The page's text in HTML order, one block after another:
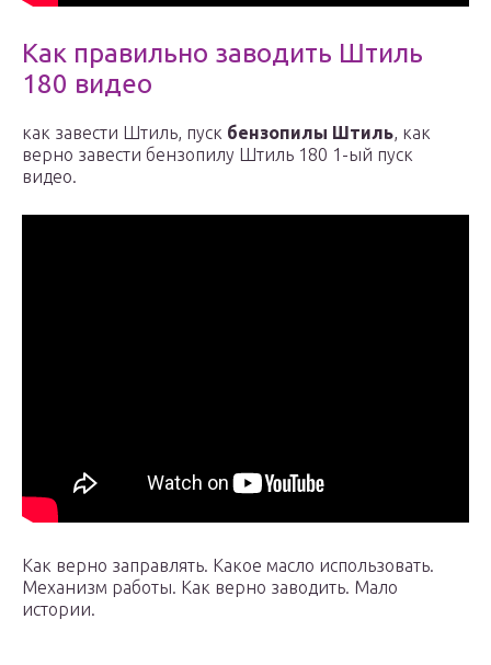
Как правильно заводить Штиль
180 видео
как завести Штиль, пуск бензопилы Штиль, как
верно завести бензопилу Штиль 180 1-ый пуск
видео.
Как верно заправлять. Какое масло использовать.
Механизм работы. Как верно заводить. Мало
истории.